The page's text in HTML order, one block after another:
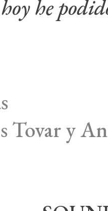
hoy he
Tovar y